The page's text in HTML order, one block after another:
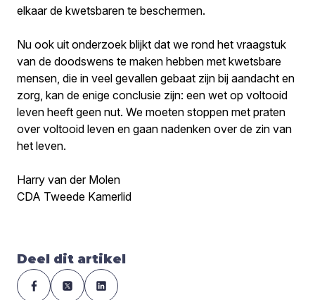
elkaar de kwetsbaren te beschermen.
Nu ook uit onderzoek blijkt dat we rond het vraagstuk
van de doodswens te maken hebben met kwetsbare
mensen, die in veel gevallen gebaat zijn bij aandacht en
zorg, kan de enige conclusie zijn: een wet op voltooid
leven heeft geen nut. We moeten stoppen met praten
over voltooid leven en gaan nadenken over de zin van
het leven.
Harry van der Molen
CDA Tweede Kamerlid
Deel dit artikel